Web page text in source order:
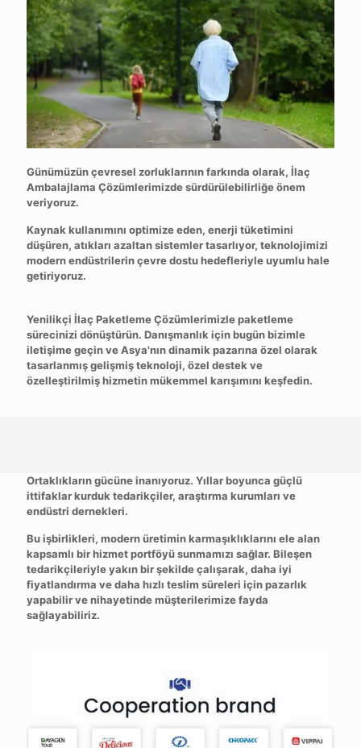
Günümüzün çevresel zorluklarının farkında olarak, İlaç
Ambalajlama Çözümlerimizde sürdürülebilirliğe önem
veriyoruz.
Kaynak kullanımını optimize eden, enerji tüketimini
düşüren, atıkları azaltan sistemler tasarlıyor, teknolojimizi
modern endüstrilerin çevre dostu hedefleriyle uyumlu hale
getiriyoruz.
Yenilikçi İlaç Paketleme Çözümlerimizle paketleme
sürecinizi dönüştürün. Danışmanlık için bugün bizimle
iletişime geçin ve Asya'nın dinamik pazarına özel olarak
tasarlanmış gelişmiş teknoloji, özel destek ve
özelleştirilmiş hizmetin mükemmel karışımını keşfedin.
Ortaklıkların gücüne inanıyoruz. Yıllar boyunca güçlü
ittifaklar kurduktedarikçiler, araştırma kurumları ve
endüstri dernekleri.
Bu işbirlikleri, modern üretimin karmaşıklıklarını ele alan
kapsamlı bir hizmet portföyü sunmamızı sağlar. Bileşen
tedarikçileriyle yakın bir şekilde çalışarak, daha iyi
fiyatlandırma ve daha hızlı teslim süreleri için pazarlık
yapabilir ve nihayetinde müşterilerimize fayda
sağlayabiliriz.